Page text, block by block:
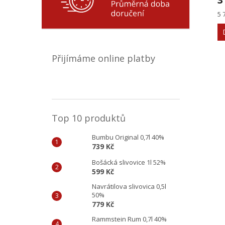
Přijímáme online platby
Top 10 produktů
Bumbu Original 0,7l 40%
739 Kč
Bošácká slivovice 1l 52%
599 Kč
Navrátilova slivovica 0,5l
50%
779 Kč
Rammstein Rum 0,7l 40%
5